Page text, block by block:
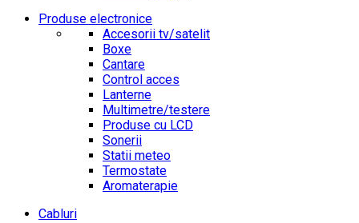
Produse electronice
Accesorii tv/satelit
Boxe
Cantare
Control acces
Lanterne
Multimetre/testere
Produse cu LCD
Sonerii
Statii meteo
Termostate
Aromaterapie
Cabluri